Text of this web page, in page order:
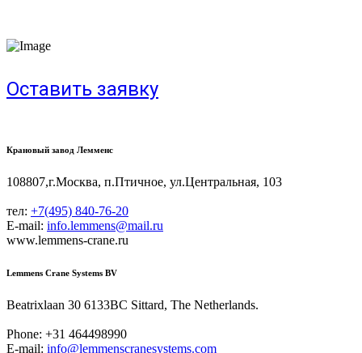
Оставить заявку
Крановый завод Лемменс
108807,г.Москва, п.Птичное, ул.Центральная, 103
тел: +7(495) 840-76-20
E-mail: info.lemmens@mail.ru
www.lemmens-crane.ru
Lemmens Crane Systems BV
Beatrixlaan 30 6133BC Sittard, The Netherlands.
Phone: +31 464498990
E-mail: info@lemmenscranesystems.com